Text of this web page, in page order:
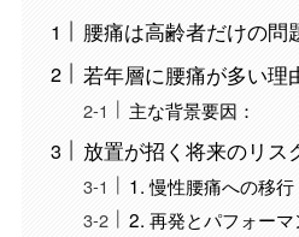
腰痛は高齢者だけの問
若年層に腰痛が多い理
主な背景要因：
放置が招く将来のリス
1. 慢性腰痛への移行
2. 再発とパフォー